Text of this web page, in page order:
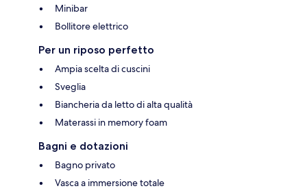
Minibar
Bollitore elettrico
Per un riposo perfetto
Ampia scelta di cuscini
Sveglia
Biancheria da letto di alta qualità
Materassi in memory foam
Bagni e dotazioni
Bagno privato
Vasca a immersione totale